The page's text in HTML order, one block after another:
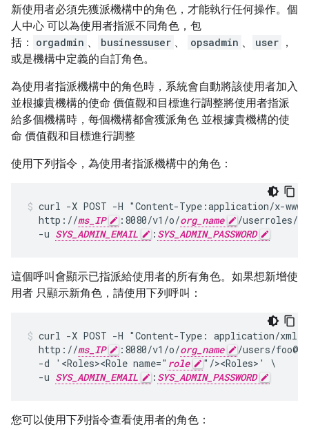
新使用者必須先獲派機構中的角色，才能執行任何操作。個
人中心 可以為使用者指派不同角色，包
括：
orgadmin 、 businessuser 、 opsadmin 、 user ，
或是機構中定義的自訂角色。
為使用者指派機構中的角色時，系統會自動將該使用者加入
並根據貴機構的使命 價值觀和目標進行調整將使用者指派
給多個機構時，每個機構都會獲派角色 並根據貴機構的使
命 價值觀和目標進行調整
使用下列指令，為使用者指派機構中的角色：
curl -X POST -H "Content-Type:application/x-
  http://
ms_IP :8080/v1/o/org_name /userroles/
  -u
SYS_ADMIN_EMAIL : SYS_ADMIN_PASSWORD
這個呼叫會顯示已指派給使用者的所有角色。如果想新增使
用者 只顯示新角色，請使用下列呼叫：
curl -X POST -H "Content-Type: application/
  http://
ms_IP :8080/v1/o/org_name
/users/
  -d '<Roles><Role name="
role
"/><Roles>' \
  -u
SYS_ADMIN_EMAIL : SYS_ADMIN_PASSWORD
您可以使用下列指令查看使用者的角色：